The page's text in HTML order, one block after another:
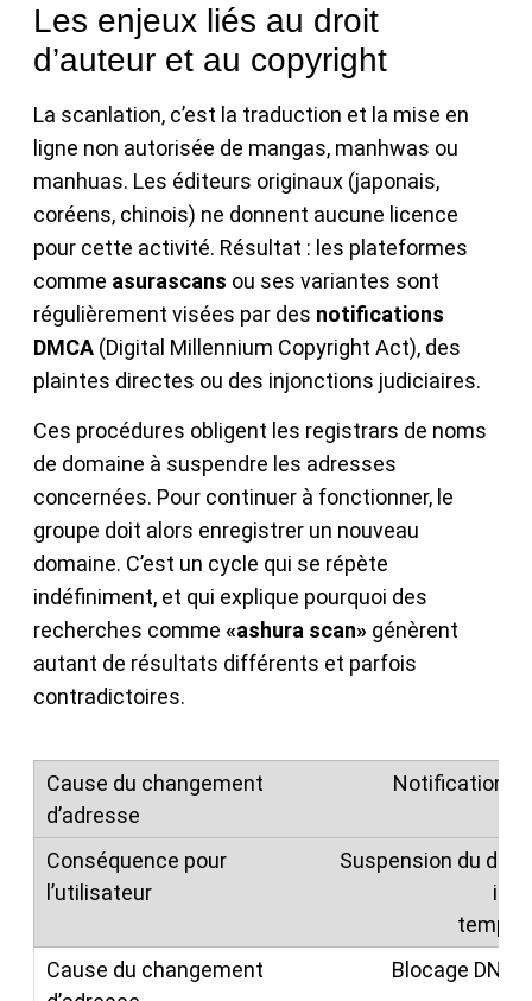
Les enjeux liés au droit
d’auteur et au copyright
La scanlation, c’est la traduction et la mise en
ligne non autorisée de mangas, manhwas ou
manhuas. Les éditeurs originaux (japonais,
coréens, chinois) ne donnent aucune licence
pour cette activité. Résultat : les plateformes
comme asurascans ou ses variantes sont
régulièrement visées par des notifications
DMCA (Digital Millennium Copyright Act), des
plaintes directes ou des injonctions judiciaires.
Ces procédures obligent les registrars de noms
de domaine à suspendre les adresses
concernées. Pour continuer à fonctionner, le
groupe doit alors enregistrer un nouveau
domaine. C’est un cycle qui se répète
indéfiniment, et qui explique pourquoi des
recherches comme «ashura scan» génèrent
autant de résultats différents et parfois
contradictoires.
Notification
Suspension du
Blocage DNS